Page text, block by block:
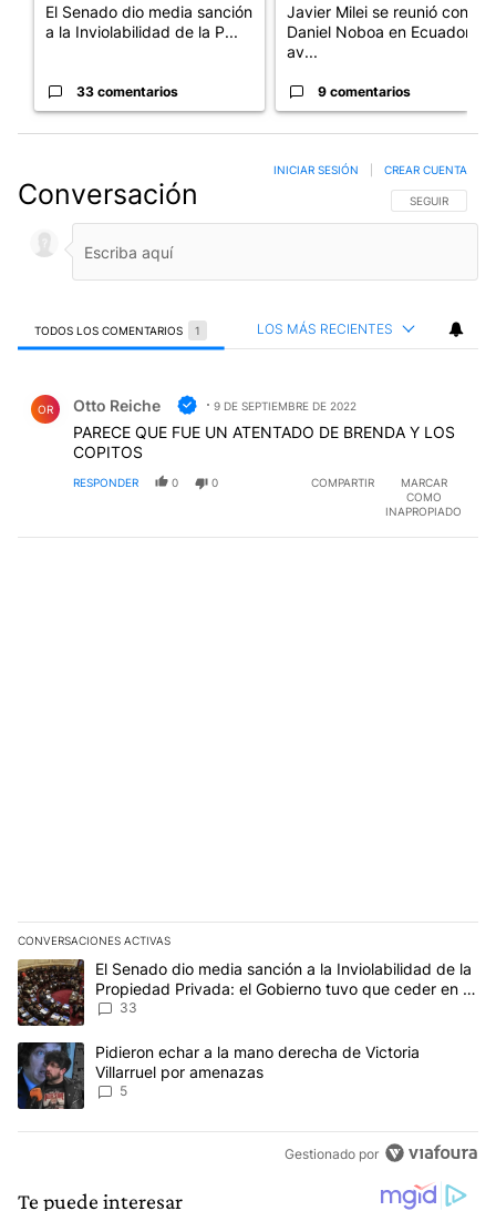
El Senado dio media sanción
a la Inviolabilidad de la P...
33 comentarios
Javier Milei se reunió con
Daniel Noboa en Ecuador y
av...
9 comentarios
Conversación SIGA ESTA
SEGUIR
INICIAR SESIÓN CREAR CUENTA
TODOS LOS COMENTARIOS 1 LOS MÁS RECIENTES
OR Otto Reiche 9 DE SEPTIEMBRE DE 2022
PARECE QUE FUE UN ATENTADO DE BRENDA Y LOS
COPITOS
RESPONDER 0 0 COMPARTIR
MARCAR
COMO
INAPROPIADO
CONVERSACIONES ACTIVAS
Este listado muestra los artículos con más comentarios en los
Un artículo de tendencia con el título "El Senado dio media
El Senado dio media sanción a la Inviolabilidad de la
Propiedad Privada: el Gobierno tuvo que ceder en la
Ley del Manejo del Fuego
33
Un artículo de tendencia con el título "Pidieron echar a la mano
Pidieron echar a la mano derecha de Victoria
Villarruel por amenazas
5
Gestionado por